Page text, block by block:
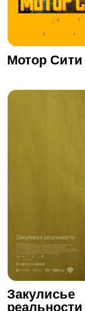
Мотор Сити
Закулисье
реальности